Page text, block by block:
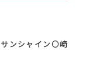
ンシャイン〇崎